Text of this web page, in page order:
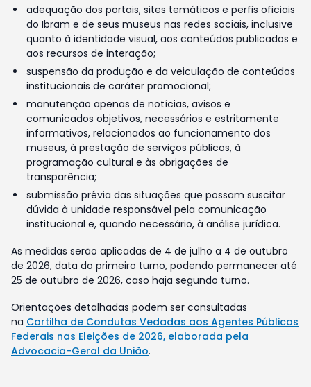
adequação dos portais, sites temáticos e perfis oficiais
do Ibram e de seus museus nas redes sociais, inclusive
quanto à identidade visual, aos conteúdos publicados e
aos recursos de interação;
suspensão da produção e da veiculação de conteúdos
institucionais de caráter promocional;
manutenção apenas de notícias, avisos e
comunicados objetivos, necessários e estritamente
informativos, relacionados ao funcionamento dos
museus, à prestação de serviços públicos, à
programação cultural e às obrigações de
transparência;
submissão prévia das situações que possam suscitar
dúvida à unidade responsável pela comunicação
institucional e, quando necessário, à análise jurídica.
As medidas serão aplicadas de 4 de julho a 4 de outubro
de 2026, data do primeiro turno, podendo permanecer até
25 de outubro de 2026, caso haja segundo turno.
Orientações detalhadas podem ser consultadas
na Cartilha de Condutas Vedadas aos Agentes Públicos
Federais nas Eleições de 2026, elaborada pela
Advocacia-Geral da União.